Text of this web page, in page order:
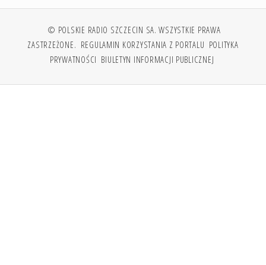
© POLSKIE RADIO SZCZECIN SA. WSZYSTKIE PRAWA
ZASTRZEŻONE. REGULAMIN KORZYSTANIA Z PORTALU POLITYKA
PRYWATNOŚCI BIULETYN INFORMACJI PUBLICZNEJ